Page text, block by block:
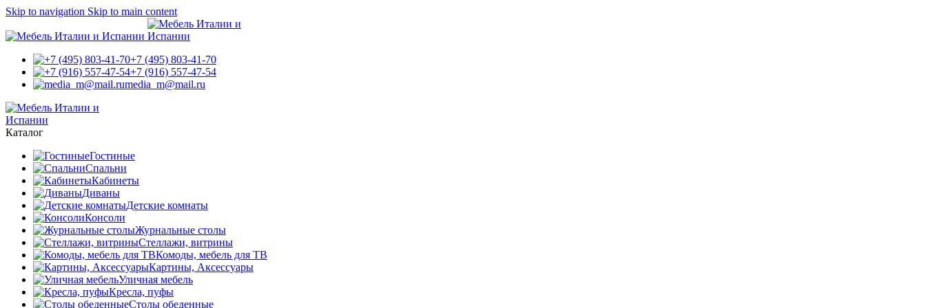
Skip to navigation Skip to main content
+7 (495) 803-41-70
+7 (916) 557-47-54
media_m@mail.ru
Каталог
Гостиные
Спальни
Кабинеты
Диваны
Детские комнаты
Консоли
Журнальные столы
Стеллажи, витрины
Комоды, мебель для ТВ
Картины, Аксессуары
Уличная мебель
Кресла, пуфы
Столы обеденные